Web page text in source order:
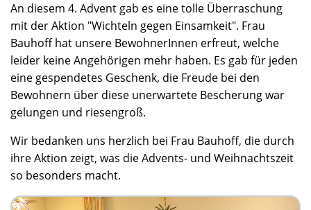
An diesem 4. Advent gab es eine tolle Überraschung
mit der Aktion "Wichteln gegen Einsamkeit". Frau
Bauhoff hat unsere BewohnerInnen erfreut, welche
leider keine Angehörigen mehr haben. Es gab für jeden
eine gespendetes Geschenk, die Freude bei den
Bewohnern über diese unerwartete Bescherung war
gelungen und riesengroß.
Wir bedanken uns herzlich bei Frau Bauhoff, die durch
ihre Aktion zeigt, was die Advents- und Weihnachtszeit
so besonders macht.